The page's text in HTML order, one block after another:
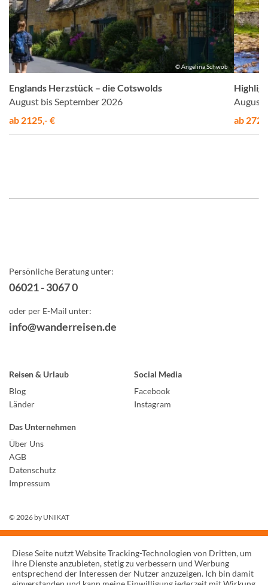
© Angelina Schwob
Englands Herzstück – die Cotswolds
August bis September 2026
ab 2125,- €
August
ab
Persönliche Beratung unter:
06021 - 3067 0
oder per E-Mail unter:
info@wanderreisen.de
Reisen & Urlaub
Blog
Länder
Social Media
Facebook
Instagram
Das Unternehmen
Über Uns
AGB
Datenschutz
Impressum
© 2026 by UNIKAT
Diese Seite nutzt Website Tracking-Technologien von Dritten, um
ihre Dienste anzubieten, stetig zu verbessern und Werbung
entsprechend der Interessen der Nutzer anzuzeigen. Ich bin damit